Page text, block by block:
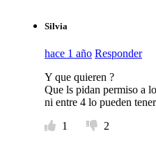
Silvia
hace 1 año Responder
Y que quieren ?
Que ls pidan permiso a
ni entre 4 lo pueden
1
2